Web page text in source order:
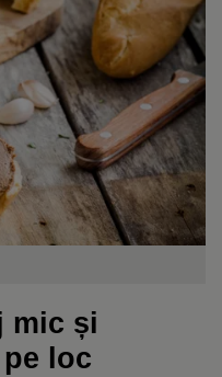
mic și
loc